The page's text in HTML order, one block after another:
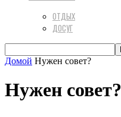
ОТДЫХ
ДОСУГ
Домой Нужен совет?
Нужен совет?